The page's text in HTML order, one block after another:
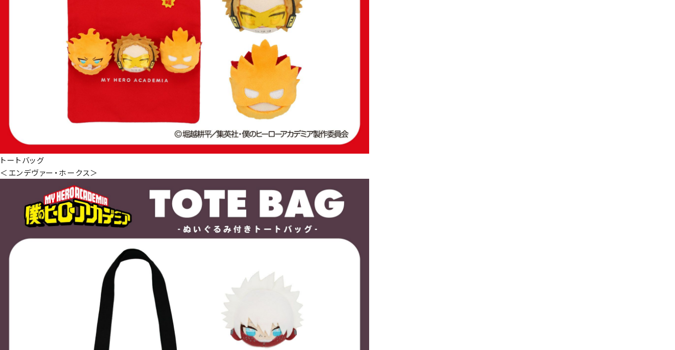
トートバッグ
＜エンデヴァー・ホークス＞